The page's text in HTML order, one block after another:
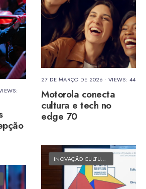
fonte
27 DE MARÇO DE 2026 • VIEWS: 44
Motorola conecta
cultura e tech no
edge 70
INOVAÇÃO CULTURAL
•MATÉRIAS DO FOLK